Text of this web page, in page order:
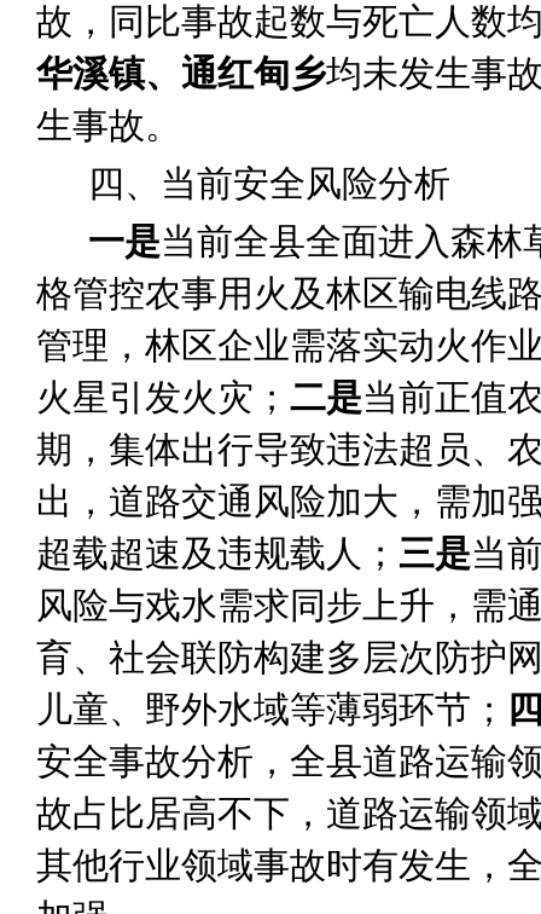
故，同比事故起数与死亡人数
华溪镇、通红甸乡均未发生事
生事故。
四、当前安全风险分析
一是当前全县全面进入森林
格管控农事用火及林区输电线
管理，林区企业需落实动火作
火星引发火灾 ； 二是当前正值
期 ，集体出行导致违法超员、
出，道路交通风险加大 ，需加
超载超速及违规载人 ； 三是当
风险与戏水需求同步上升，需
育、社会联防构建多层次防护
儿童、野外水域等薄弱环节 ‌；
安全事故分析，全县道路运输
故占比居高不下，道路运输领
其他行业领域事故时有发生，